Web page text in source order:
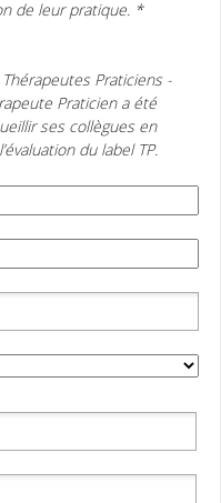
de leur pratique. *
Praticiens -
Praticien a été
ses collègues en
du label TP.